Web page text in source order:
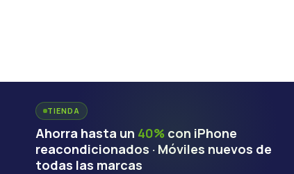
TIENDA
Ahorra hasta un 40% con iPhone
reacondicionados · Móviles nuevos de
todas las marcas